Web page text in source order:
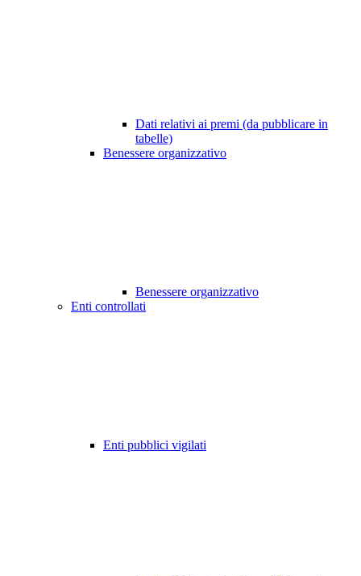
Dati relativi ai premi (da pubblicare in
tabelle)
Benessere organizzativo
Benessere organizzativo
Enti controllati
Enti pubblici vigilati